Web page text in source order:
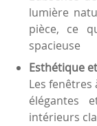
lumière
pièce, ce
spacieuse
Esthétique
Les
élégantes
intérieurs